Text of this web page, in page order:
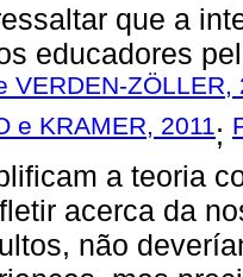
que a
educadores
VERDEN-ZÖLLER,
e KRAMER, 2011;
a teoria
acerca da
não